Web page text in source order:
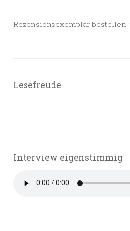
Rezensionsexemplar
Lesefreude
Interview eigenstimmig